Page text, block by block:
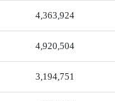
4,363,924
4,920,504
3,194,751